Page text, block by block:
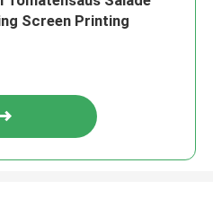
Screen Printing